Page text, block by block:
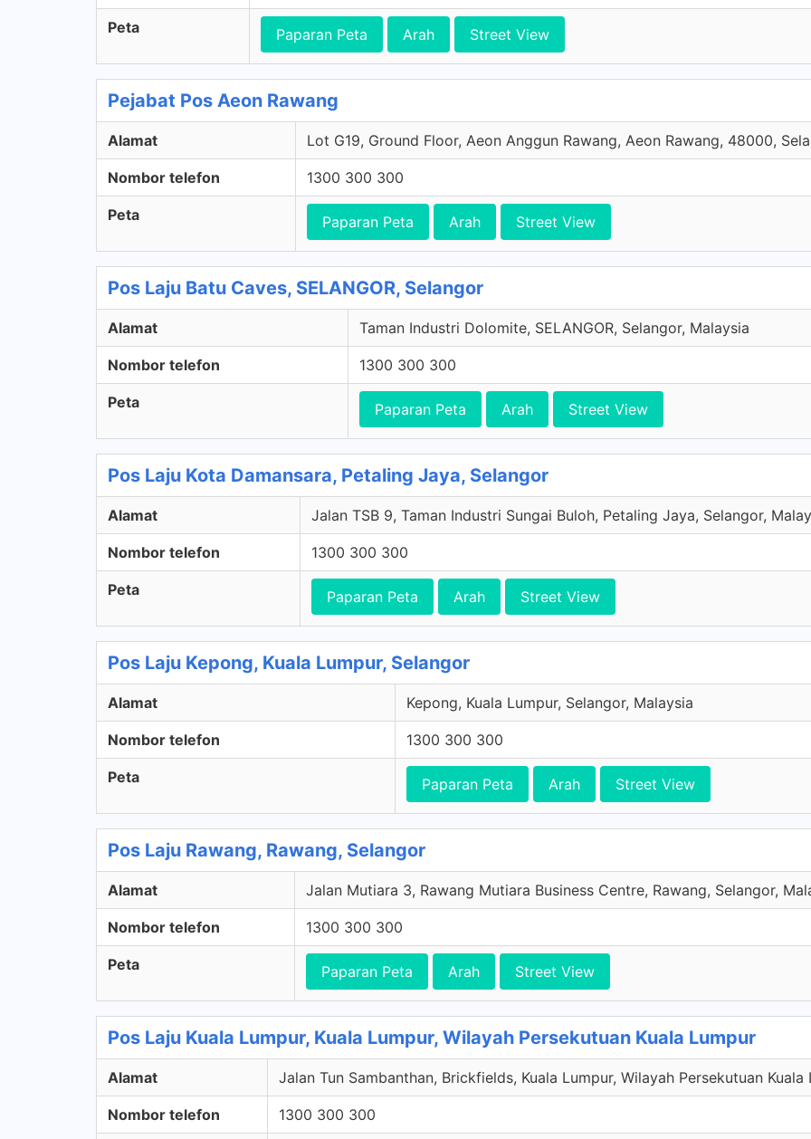
Peta Paparan Peta Arah Street View
Pejabat Pos Aeon Rawang
Alamat Lot G19, Ground Floor, Aeon Anggun Rawang, Aeon Rawang, 48000,
Nombor telefon 1300 300 300
Peta Paparan Peta Arah Street View
Pos Laju Batu Caves, SELANGOR, Selangor
Alamat Taman Industri Dolomite, SELANGOR, Selangor, Malaysia
Nombor telefon 1300 300 300
Peta Paparan Peta Arah Street View
Pos Laju Kota Damansara, Petaling Jaya, Selangor
Alamat Jalan TSB 9, Taman Industri Sungai Buloh, Petaling Jaya, Selangor,
Nombor telefon 1300 300 300
Peta Paparan Peta Arah Street View
Pos Laju Kepong, Kuala Lumpur, Selangor
Alamat Kepong, Kuala Lumpur, Selangor, Malaysia
Nombor telefon 1300 300 300
Peta Paparan Peta Arah Street View
Pos Laju Rawang, Rawang, Selangor
Alamat Jalan Mutiara 3, Rawang Mutiara Business Centre, Rawang, Selangor,
Nombor telefon 1300 300 300
Peta Paparan Peta Arah Street View
Pos Laju Kuala Lumpur, Kuala Lumpur, Wilayah Persekutuan Kuala Lumpur
Alamat Jalan Tun Sambanthan, Brickfields, Kuala Lumpur, Wilayah Persekutuan Kuala
Nombor telefon 1300 300 300